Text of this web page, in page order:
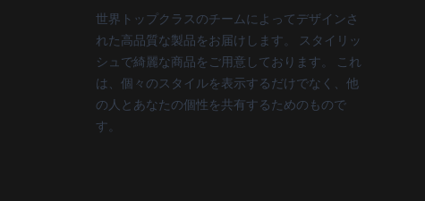
世界トップクラスのチームによってデザインさ
れた高品質な製品をお届けします。 スタイリッ
シュで綺麗な商品をご用意しております。 これ
は、個々のスタイルを表示するだけでなく、他
の人とあなたの個性を共有するためのもので
す。